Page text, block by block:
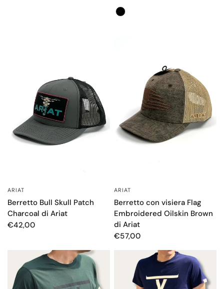
Color
ARIAT
Berretto Bull Skull Patch
Charcoal di Ariat
€42,00
ARIAT
Berretto con visiera Flag
Embroidered Oilskin Brown
di Ariat
€57,00